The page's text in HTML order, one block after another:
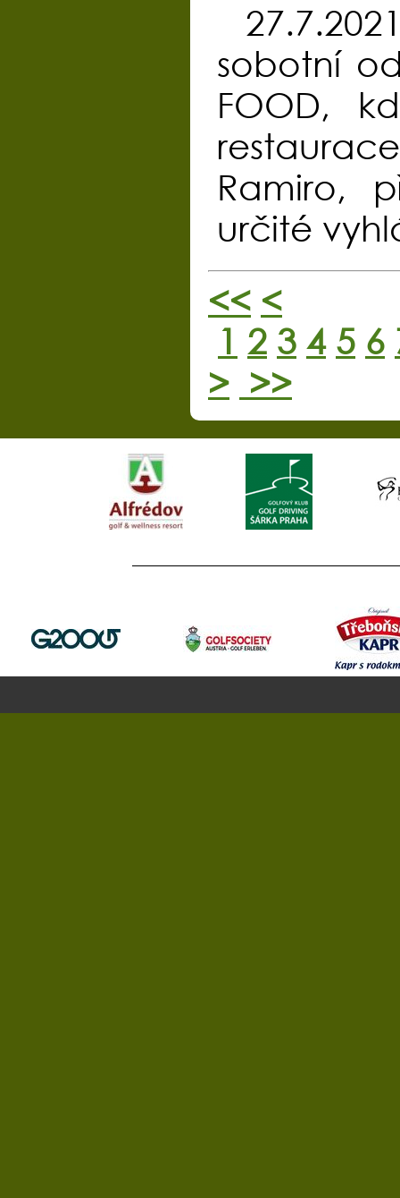
sobotní
FOOD,
Ramiro,
určité
<< <
1 2 3 4 5 6
> >>